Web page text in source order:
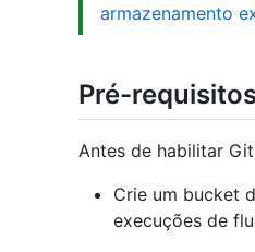
armazenamento
Pré-
Antes de habilitar
Crie um bucket
execuções de